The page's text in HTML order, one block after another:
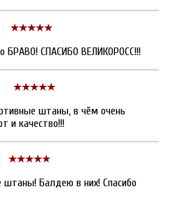
БРАВО! СПАСИБО ВЕЛИКОРОСС!!!
штаны, в чём очень
и качество!!!
Балдею в них! Спасибо